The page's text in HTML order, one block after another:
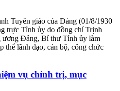
Tuyên giáo của Đảng (01/8/1930
trực Tỉnh ủy do đồng chí Trịnh
ương Đảng, Bí thư Tỉnh ủy làm
thể lãnh đạo, cán bộ, công chức
vụ chính trị, mục